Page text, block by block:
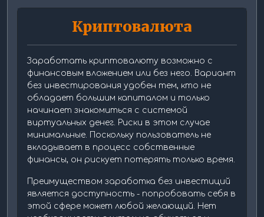
Криптовалюта
Заработать криптовалюту возможно с
финансовым вложением или без него. Вариант
без инвестирования удобен тем, кто не
обладает большим капиталом и только
начинает знакомиться с системой
виртуальных денег. Риски в этом случае
минимальные. Поскольку пользователь не
вкладывает в процесс собственные
финансы, он рискует потерять только время.
Преимуществом заработка без инвестиций
является доступность - попробовать себя в
этой сфере может любой желающий. Нет